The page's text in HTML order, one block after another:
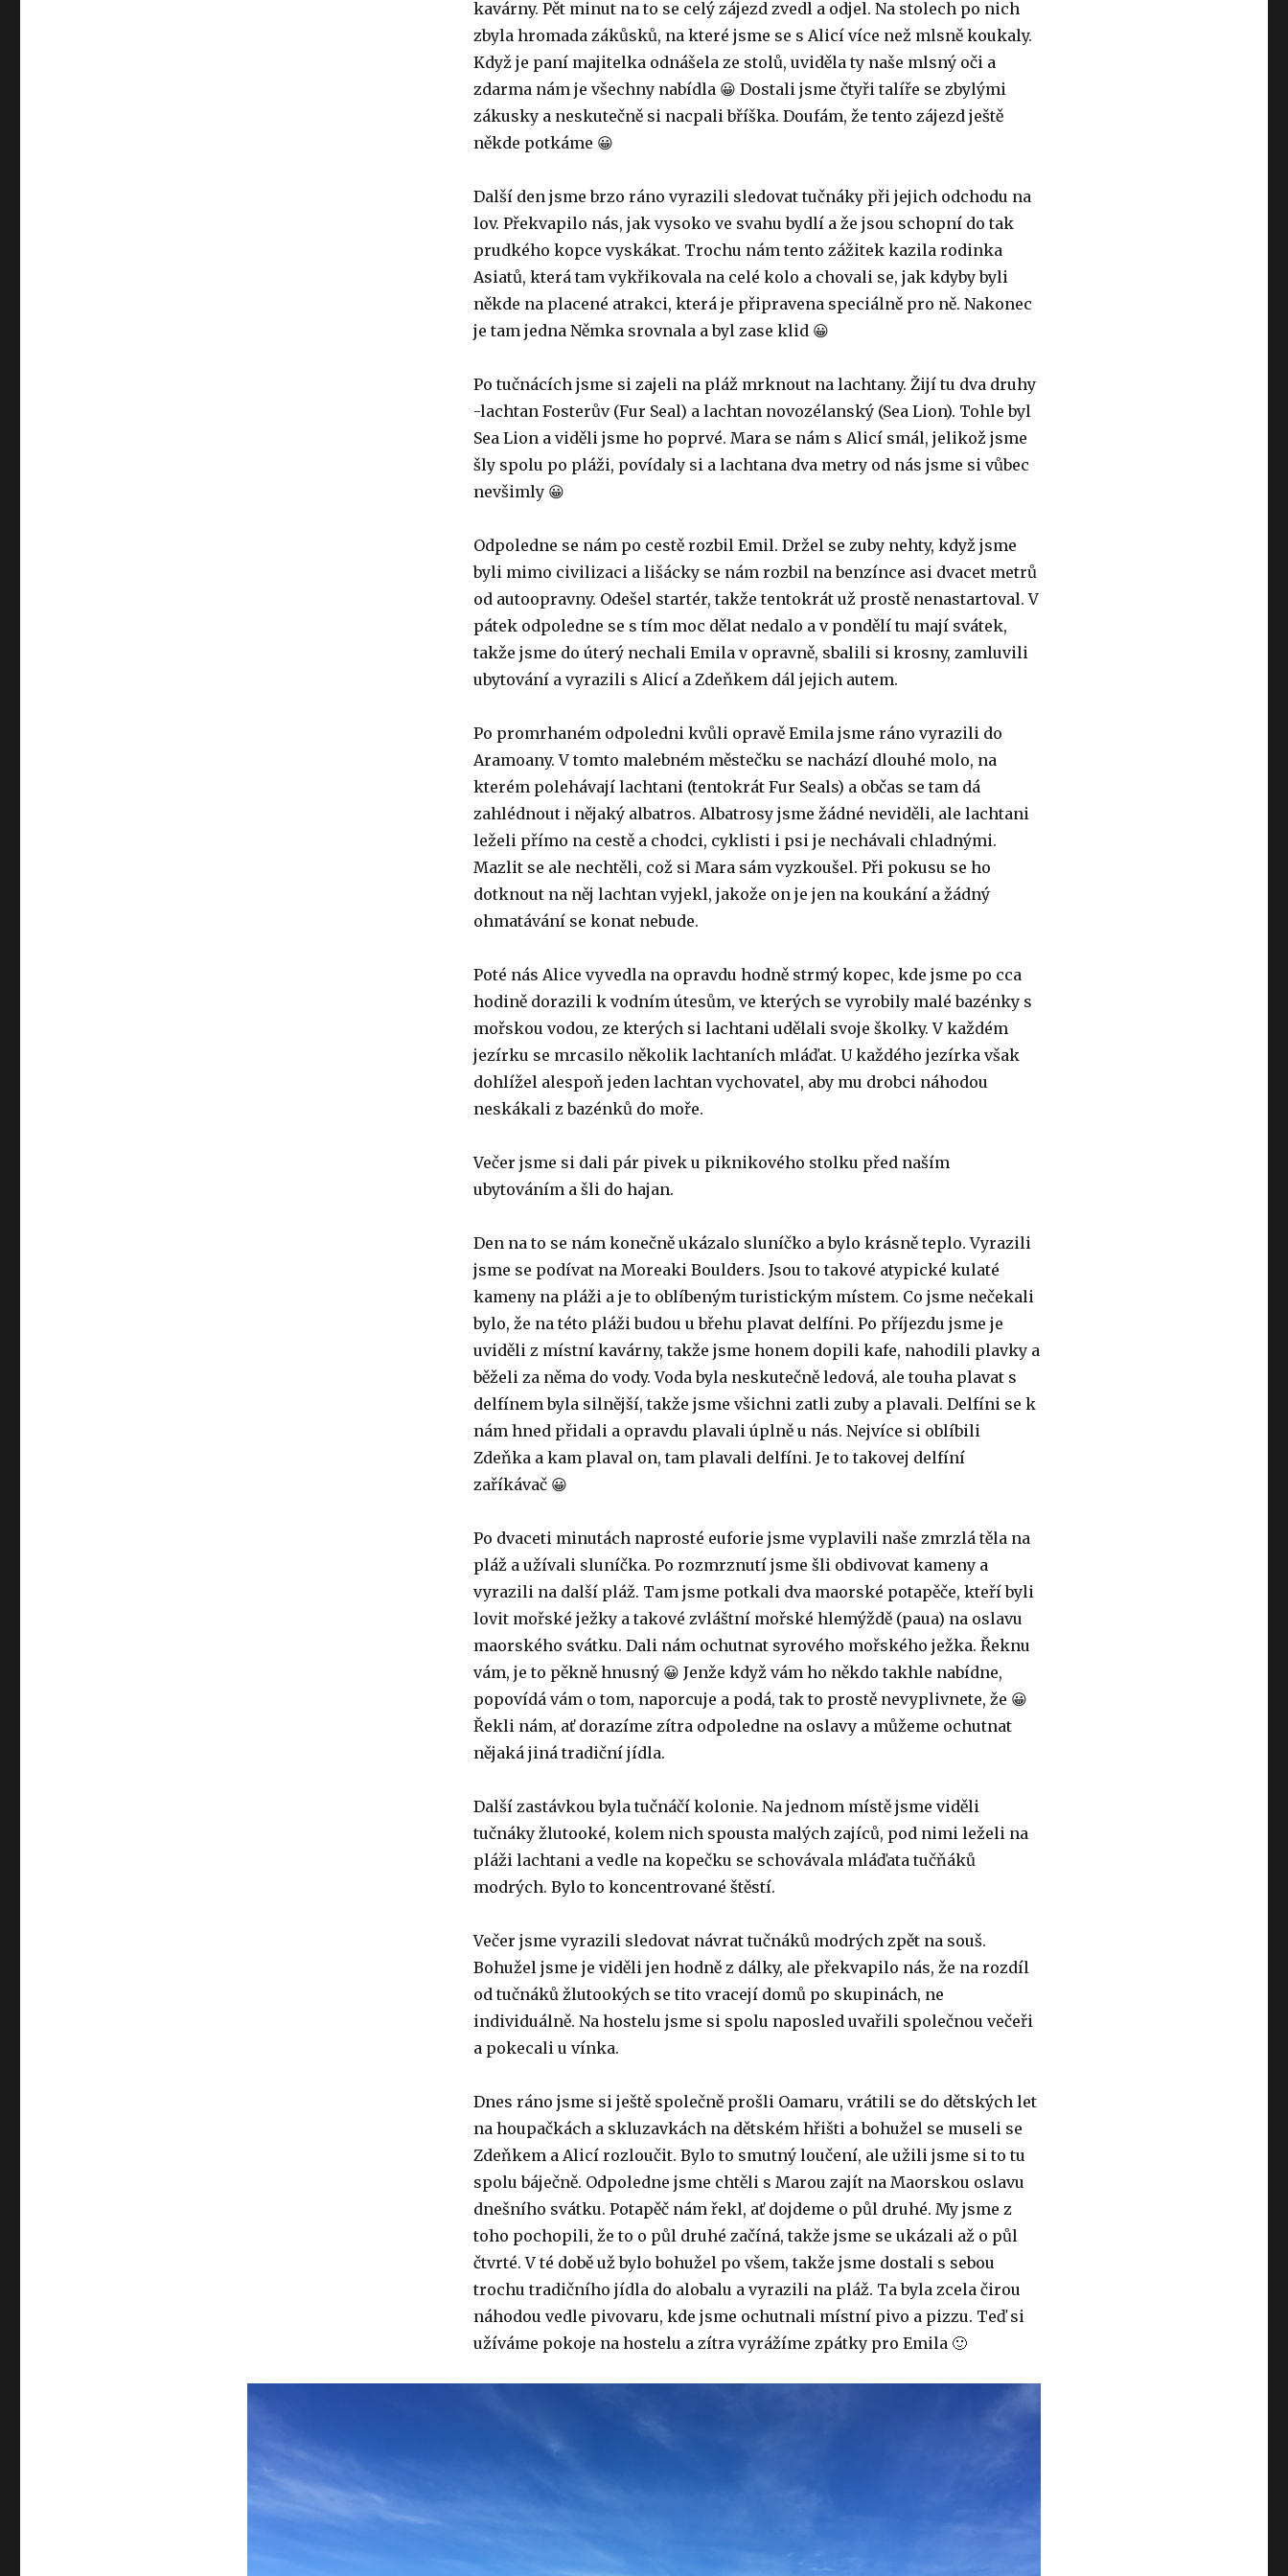
kavárny. Pět minut na to se celý zájezd zvedl a odjel. Na stolech po nich
zbyla hromada zákůsků, na které jsme se s Alicí více než mlsně koukaly.
Když je paní majitelka odnášela ze stolů, uviděla ty naše mlsný oči a
zdarma nám je všechny nabídla 😀 Dostali jsme čtyři talíře se zbylými
zákusky a neskutečně si nacpali bříška. Doufám, že tento zájezd ještě
někde potkáme 😀
Další den jsme brzo ráno vyrazili sledovat tučnáky při jejich odchodu na
lov. Překvapilo nás, jak vysoko ve svahu bydlí a že jsou schopní do tak
prudkého kopce vyskákat. Trochu nám tento zážitek kazila rodinka
Asiatů, která tam vykřikovala na celé kolo a chovali se, jak kdyby byli
někde na placené atrakci, která je připravena speciálně pro ně. Nakonec
je tam jedna Němka srovnala a byl zase klid 😀
Po tučnácích jsme si zajeli na pláž mrknout na lachtany. Žijí tu dva druhy
-lachtan Fosterův (Fur Seal) a lachtan novozélanský (Sea Lion). Tohle byl
Sea Lion a viděli jsme ho poprvé. Mara se nám s Alicí smál, jelikož jsme
šly spolu po pláži, povídaly si a lachtana dva metry od nás jsme si vůbec
nevšimly 😀
Odpoledne se nám po cestě rozbil Emil. Držel se zuby nehty, když jsme
byli mimo civilizaci a lišácky se nám rozbil na benzínce asi dvacet metrů
od autoopravny. Odešel startér, takže tentokrát už prostě nenastartoval. V
pátek odpoledne se s tím moc dělat nedalo a v pondělí tu mají svátek,
takže jsme do úterý nechali Emila v opravně, sbalili si krosny, zamluvili
ubytování a vyrazili s Alicí a Zdeňkem dál jejich autem.
Po promrhaném odpoledni kvůli opravě Emila jsme ráno vyrazili do
Aramoany. V tomto malebném městečku se nachází dlouhé molo, na
kterém polehávají lachtani (tentokrát Fur Seals) a občas se tam dá
zahlédnout i nějaký albatros. Albatrosy jsme žádné neviděli, ale lachtani
leželi přímo na cestě a chodci, cyklisti i psi je nechávali chladnými.
Mazlit se ale nechtěli, což si Mara sám vyzkoušel. Při pokusu se ho
dotknout na něj lachtan vyjekl, jakože on je jen na koukání a žádný
ohmatávání se konat nebude.
Poté nás Alice vyvedla na opravdu hodně strmý kopec, kde jsme po cca
hodině dorazili k vodním útesům, ve kterých se vyrobily malé bazénky s
mořskou vodou, ze kterých si lachtani udělali svoje školky. V každém
jezírku se mrcasilo několik lachtaních mláďat. U každého jezírka však
dohlížel alespoň jeden lachtan vychovatel, aby mu drobci náhodou
neskákali z bazénků do moře.
Večer jsme si dali pár pivek u piknikového stolku před naším
ubytováním a šli do hajan.
Den na to se nám konečně ukázalo sluníčko a bylo krásně teplo. Vyrazili
jsme se podívat na Moreaki Boulders. Jsou to takové atypické kulaté
kameny na pláži a je to oblíbeným turistickým místem. Co jsme nečekali
bylo, že na této pláži budou u břehu plavat delfíni. Po příjezdu jsme je
uviděli z místní kavárny, takže jsme honem dopili kafe, nahodili plavky a
běželi za něma do vody. Voda byla neskutečně ledová, ale touha plavat s
delfínem byla silnější, takže jsme všichni zatli zuby a plavali. Delfíni se k
nám hned přidali a opravdu plavali úplně u nás. Nejvíce si oblíbili
Zdeňka a kam plaval on, tam plavali delfíni. Je to takovej delfíní
zaříkávač 😀
Po dvaceti minutách naprosté euforie jsme vyplavili naše zmrzlá těla na
pláž a užívali sluníčka. Po rozmrznutí jsme šli obdivovat kameny a
vyrazili na další pláž. Tam jsme potkali dva maorské potapěče, kteří byli
lovit mořské ježky a takové zvláštní mořské hlemýždě (paua) na oslavu
maorského svátku. Dali nám ochutnat syrového mořského ježka. Řeknu
vám, je to pěkně hnusný 😀 Jenže když vám ho někdo takhle nabídne,
popovídá vám o tom, naporcuje a podá, tak to prostě nevyplivnete, že 😀
Řekli nám, ať dorazíme zítra odpoledne na oslavy a můžeme ochutnat
nějaká jiná tradiční jídla.
Další zastávkou byla tučnáčí kolonie. Na jednom místě jsme viděli
tučnáky žlutooké, kolem nich spousta malých zajíců, pod nimi leželi na
pláži lachtani a vedle na kopečku se schovávala mláďata tučňáků
modrých. Bylo to koncentrované štěstí.
Večer jsme vyrazili sledovat návrat tučnáků modrých zpět na souš.
Bohužel jsme je viděli jen hodně z dálky, ale překvapilo nás, že na rozdíl
od tučnáků žlutookých se tito vracejí domů po skupinách, ne
individuálně. Na hostelu jsme si spolu naposled uvařili společnou večeři
a pokecali u vínka.
Dnes ráno jsme si ještě společně prošli Oamaru, vrátili se do dětských let
na houpačkách a skluzavkách na dětském hřišti a bohužel se museli se
Zdeňkem a Alicí rozloučit. Bylo to smutný loučení, ale užili jsme si to tu
spolu báječně. Odpoledne jsme chtěli s Marou zajít na Maorskou oslavu
dnešního svátku. Potapěč nám řekl, ať dojdeme o půl druhé. My jsme z
toho pochopili, že to o půl druhé začíná, takže jsme se ukázali až o půl
čtvrté. V té době už bylo bohužel po všem, takže jsme dostali s sebou
trochu tradičního jídla do alobalu a vyrazili na pláž. Ta byla zcela čirou
náhodou vedle pivovaru, kde jsme ochutnali místní pivo a pizzu. Teď si
užíváme pokoje na hostelu a zítra vyrážíme zpátky pro Emila 🙂